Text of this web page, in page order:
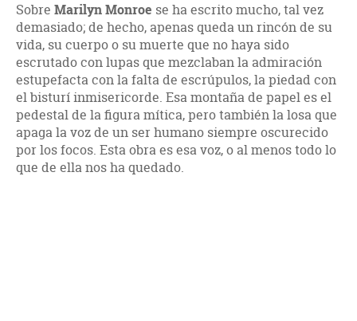
Sobre Marilyn Monroe se ha escrito mucho, tal vez
demasiado; de hecho, apenas queda un rincón de su
vida, su cuerpo o su muerte que no haya sido
escrutado con lupas que mezclaban la admiración
estupefacta con la falta de escrúpulos, la piedad con
el bisturí inmisericorde. Esa montaña de papel es el
pedestal de la figura mítica, pero también la losa que
apaga la voz de un ser humano siempre oscurecido
por los focos. Esta obra es esa voz, o al menos todo lo
que de ella nos ha quedado.